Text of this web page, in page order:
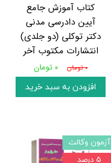
کتاب آموزش جامع
آیین دادرسی مدنی
دکتر توکلی (دو جلدی)
انتشارات مکتوب آخر
۰ تومان ۰ تومان
افزودن به سبد خرید
آزمون وکالت
۵ درصد